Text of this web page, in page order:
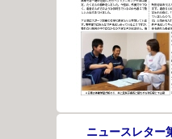
ニュースレター